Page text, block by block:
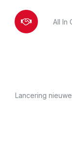
All In
Lancering